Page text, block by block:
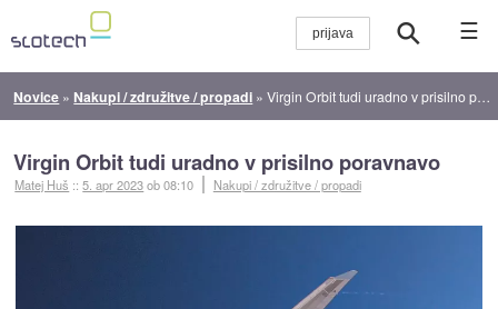
☰
Novice » Nakupi / združitve / propadi »Virgin Orbit tudi uradno v prisilno poravnavo
Virgin Orbit tudi uradno v prisilno poravnavo
Matej Huš ::5. apr 2023ob 08:10 Nakupi / združitve / propadi